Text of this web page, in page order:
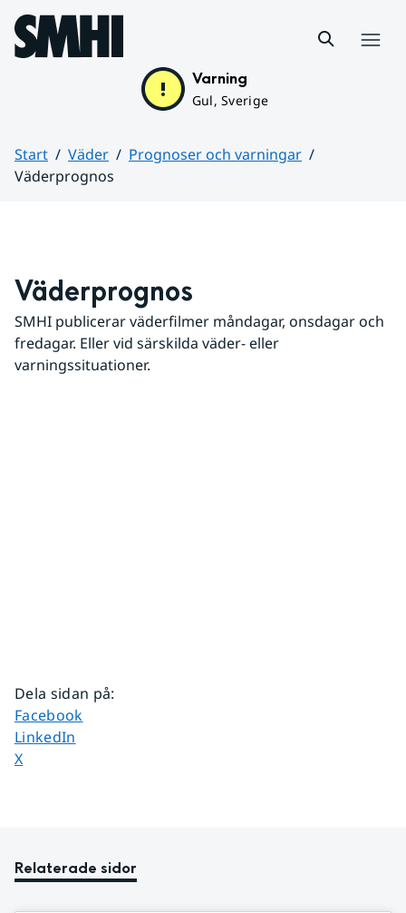
Hoppa till sidans innehåll
Varning
Gul, Sverige
Start Väder
Prognoser och varningar
Väderprognos
Väderprognos
SMHI publicerar väderfilmer måndagar, onsdagar och
fredagar. Eller vid särskilda väder- eller
varningssituationer.
Dela sidan på:
Dela sidan på
Facebook
Dela sidan på
LinkedIn
Dela sidan på
X
Relaterade sidor